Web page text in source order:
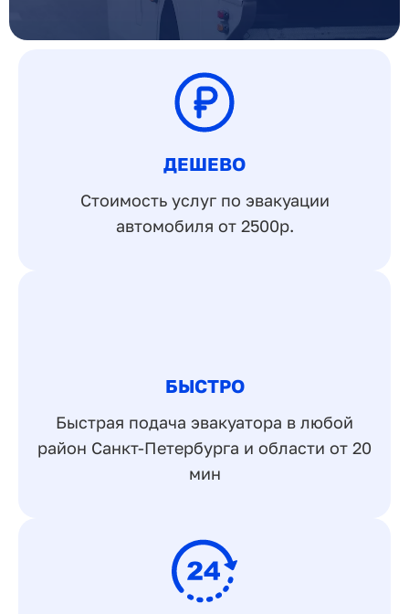
ДЕШЕВО
Стоимость услуг по эвакуации
автомобиля от 2500р.
БЫСТРО
Быстрая подача эвакуатора в любой
район Санкт-Петербурга и области от 20
мин